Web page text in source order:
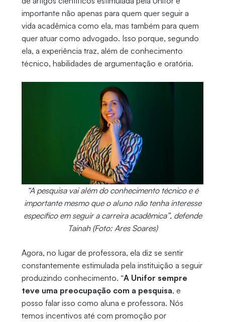
importante não apenas para quem quer seguir a
vida acadêmica como ela, mas também para quem
quer atuar como advogado. Isso porque, segundo
ela, a experiência traz, além de conhecimento
técnico, habilidades de argumentação e oratória.
“A pesquisa vai além do conhecimento técnico e é
importante mesmo que o aluno não tenha interesse
específico em seguir a carreira acadêmica”, defende
Tainah (Foto: Ares Soares)
Agora, no lugar de professora, ela diz se sentir
constantemente estimulada pela instituição a seguir
produzindo conhecimento. “A Unifor sempre
teve uma preocupação com a pesquisa, e
posso falar isso como aluna e professora. Nós
temos incentivos até com promoção por